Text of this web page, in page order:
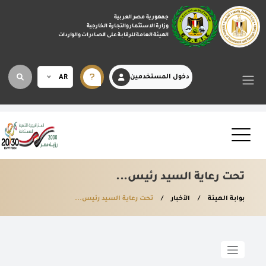
جمهورية مصر العربية
وزارة الاستثمار والتجارة الخارجية
الهيئة العامة للرقابة على الصادرات والواردات
دخول المستخدمين AR
تحت رعاية السيد رئيس...
بوابة الهيئة الأخبار تحت رعاية السيد رئيس...